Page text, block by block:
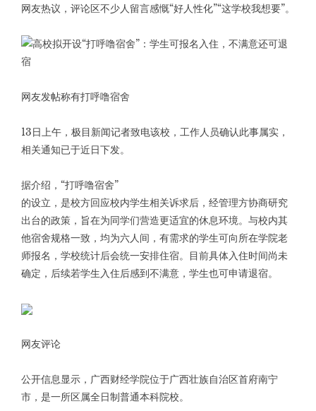
网友热议，评论区不少人留言感慨“好人性化”“这学校我想要”。
网友发帖称有打呼噜宿舍
13日上午，极目新闻记者致电该校，工作人员确认此事属实，
相关通知已于近日下发。
据介绍，“打呼噜宿舍”
的设立，是校方回应校内学生相关诉求后，经管理方协商研究
出台的政策，旨在为同学们营造更适宜的休息环境。与校内其
他宿舍规格一致，均为六人间，有需求的学生可向所在学院老
师报名，学校统计后会统一安排住宿。目前具体入住时间尚未
确定，后续若学生入住后感到不满意，学生也可申请退宿。
网友评论
公开信息显示，广西财经学院位于广西壮族自治区首府南宁
市，是一所区属全日制普通本科院校。